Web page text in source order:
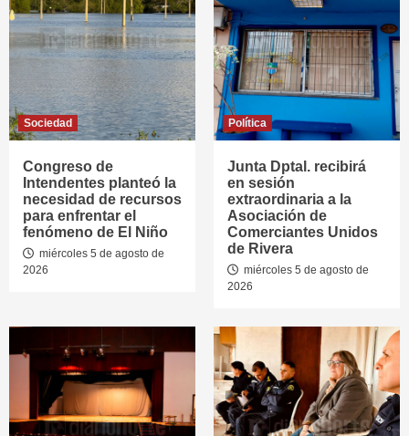
Sociedad
Congreso de
Intendentes planteó la
necesidad de recursos
para enfrentar el
fenómeno de El Niño
miércoles 5 de agosto de
2026
Política
Junta Dptal. recibirá
en sesión
extraordinaria a la
Asociación de
Comerciantes Unidos
de Rivera
miércoles 5 de agosto de
2026